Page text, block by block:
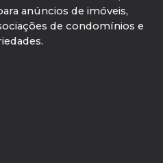
anúncios de imóveis,
de condomínios e